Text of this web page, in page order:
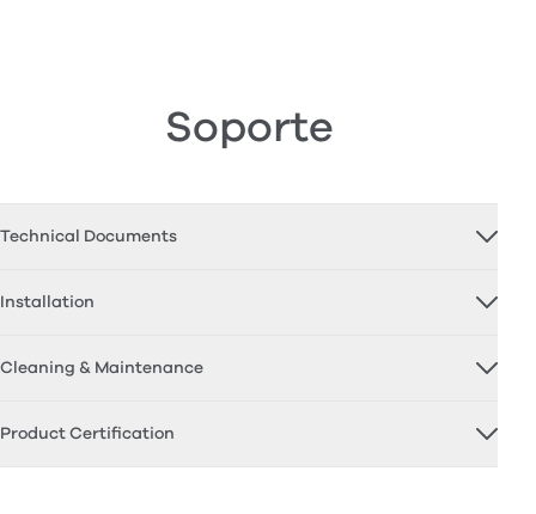
Soporte
Technical Documents
Installation
Cleaning & Maintenance
Product Certification